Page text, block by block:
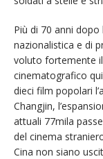
Più di 70 anni
nazionalistica e di
voluto fortemente
cinematografico
dieci film popolari
Changjin,
attuali 77mila
del cinema
Cina non siano